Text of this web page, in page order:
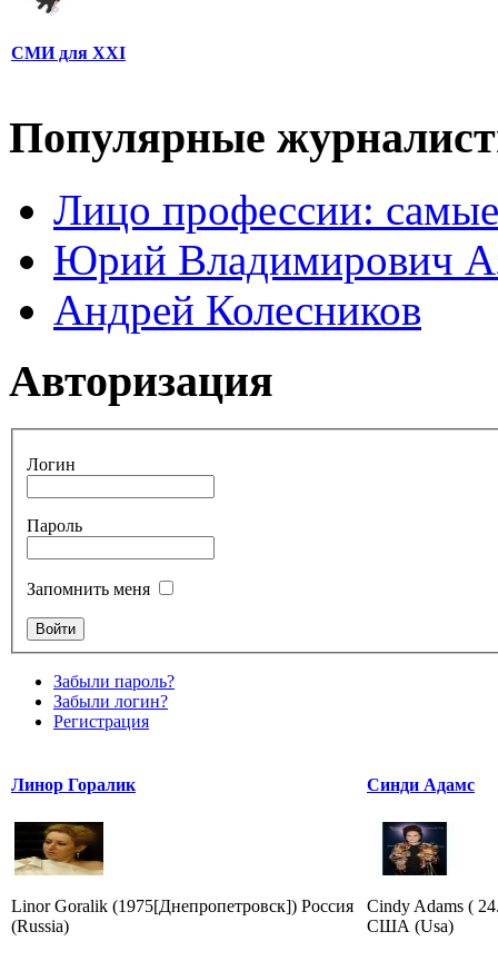
СМИ для XXI
Популярные
Лицо профессии:
Юрий Владимирович
Андрей Колесников
Авторизация
Логин
Пароль
Запомнить меня
Забыли пароль?
Забыли логин?
Регистрация
Линор Горалик
Linor Goralik (1975[Днепропетровск]) Россия
(Russia)
Синди Адамс
Cindy Adams (
США (Usa)